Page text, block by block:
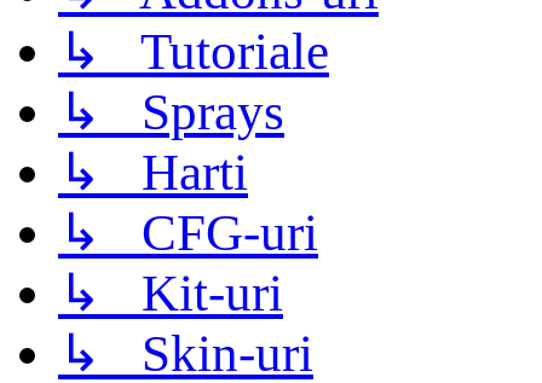
↳ Tutoriale
↳ Sprays
↳ Harti
↳ CFG-uri
↳ Kit-uri
↳ Skin-uri